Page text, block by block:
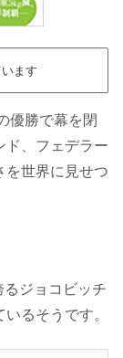
ます
優勝で幕を閉
ド、フェデラー
を世界に見せつ
ジョコビッチ
るそうです。